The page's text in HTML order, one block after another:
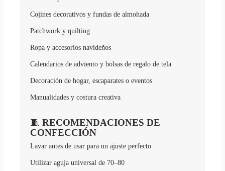
Cojines decorativos y fundas de almohada
Patchwork y quilting
Ropa y accesorios navideños
Calendarios de adviento y bolsas de regalo de tela
Decoración de hogar, escaparates o eventos
Manualidades y costura creativa
🧵 RECOMENDACIONES DE
CONFECCIÓN
Lavar antes de usar para un ajuste perfecto
Utilizar aguja universal de 70–80